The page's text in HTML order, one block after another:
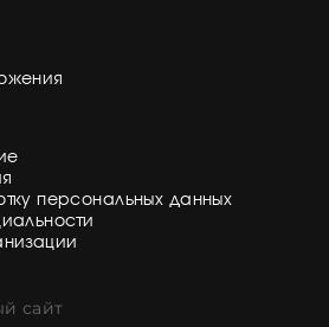
персональных данных
сайт